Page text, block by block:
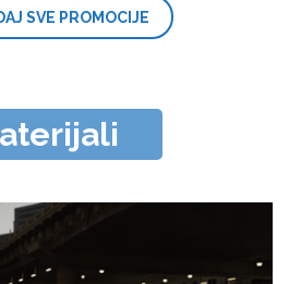
SVE PROMOCIJE